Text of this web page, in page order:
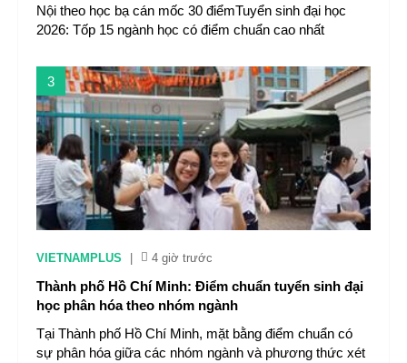
Nội theo học bạ cán mốc 30 điểmTuyển sinh đại học
2026: Tốp 15 ngành học có điểm chuẩn cao nhất
3
VIETNAMPLUS 4 giờ trước
Thành phố Hồ Chí Minh: Điểm chuẩn tuyển sinh đại
học phân hóa theo nhóm ngành
Tại Thành phố Hồ Chí Minh, mặt bằng điểm chuẩn có
sự phân hóa giữa các nhóm ngành và phương thức xét